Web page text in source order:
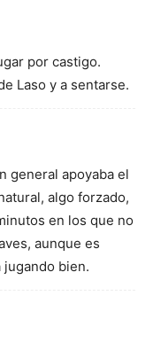
por castigo.
Laso y a sentarse.
general apoyaba el
algo forzado,
en los que no
aunque es
bien.